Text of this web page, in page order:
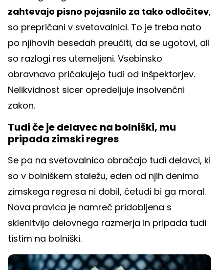
zahtevajo pisno pojasnilo za tako odločitev,
so prepričani v svetovalnici. To je treba nato
po njihovih besedah preučiti, da se ugotovi, ali
so razlogi res utemeljeni. Vsebinsko
obravnavo pričakujejo tudi od inšpektorjev.
Nelikvidnost sicer opredeljuje insolvenčni
zakon.
Tudi če je delavec na bolniški, mu
pripada zimski regres
Se pa na svetovalnico obračajo tudi delavci, ki
so v bolniškem staležu, eden od njih denimo
zimskega regresa ni dobil, četudi bi ga moral.
Nova pravica je namreč pridobljena s
sklenitvijo delovnega razmerja in pripada tudi
tistim na bolniški.